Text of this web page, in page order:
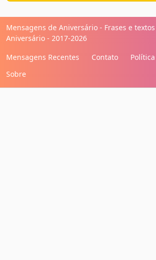
Mensagens de Aniversário - Frases e
Aniversário - 2017-2026
Mensagens Recentes
Contato
Sobre